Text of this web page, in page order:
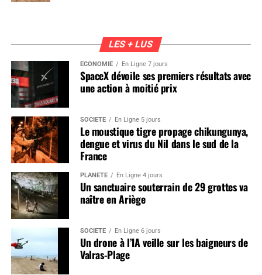
LES + LUS
ÉCONOMIE En Ligne 7 jours
SpaceX dévoile ses premiers résultats avec
une action à moitié prix
SOCIÉTÉ En Ligne 5 jours
Le moustique tigre propage chikungunya,
dengue et virus du Nil dans le sud de la
France
PLANÈTE En Ligne 4 jours
Un sanctuaire souterrain de 29 grottes va
naître en Ariège
SOCIÉTÉ En Ligne 6 jours
Un drone à l’IA veille sur les baigneurs de
Valras-Plage